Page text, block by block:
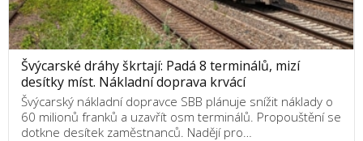
Švýcarské dráhy škrtají: Padá 8 terminálů, mizí
desítky míst. Nákladní doprava krvácí
Švýcarský nákladní dopravce SBB plánuje snížit náklady o
60 milionů franků a uzavřít osm terminálů. Propouštění se
dotkne desítek zaměstnanců. Nadějí pro…